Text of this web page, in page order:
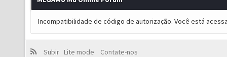
Incompatibilidade de código de autorização. Você está
Subir Lite mode
Contate-nos